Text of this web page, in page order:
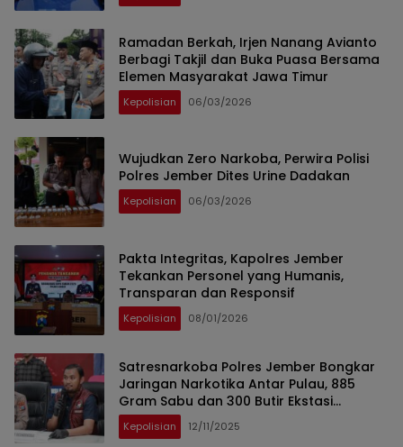
Ramadan Berkah, Irjen Nanang Avianto
Berbagi Takjil dan Buka Puasa Bersama
Elemen Masyarakat Jawa Timur
Kepolisian 06/03/2026
Wujudkan Zero Narkoba, Perwira Polisi
Polres Jember Dites Urine Dadakan
Kepolisian 06/03/2026
Pakta Integritas, Kapolres Jember
Tekankan Personel yang Humanis,
Transparan dan Responsif
Kepolisian 08/01/2026
Satresnarkoba Polres Jember Bongkar
Jaringan Narkotika Antar Pulau, 885
Gram Sabu dan 300 Butir Ekstasi
Diamankan
Kepolisian 12/11/2025